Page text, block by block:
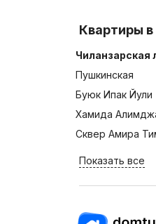
Квартиры
Чиланзарская
Пушкинская
Буюк Ипак Йули
Хамида
Сквер Амира
Показать все